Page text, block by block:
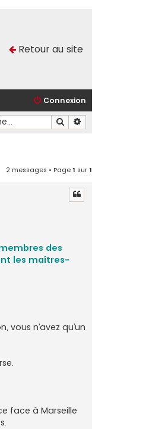
Retour au site
Connexion
Rechercher
2 messages • Page1 sur1
des
les maîtres-
vous n’avez qu’un
face à Marseille